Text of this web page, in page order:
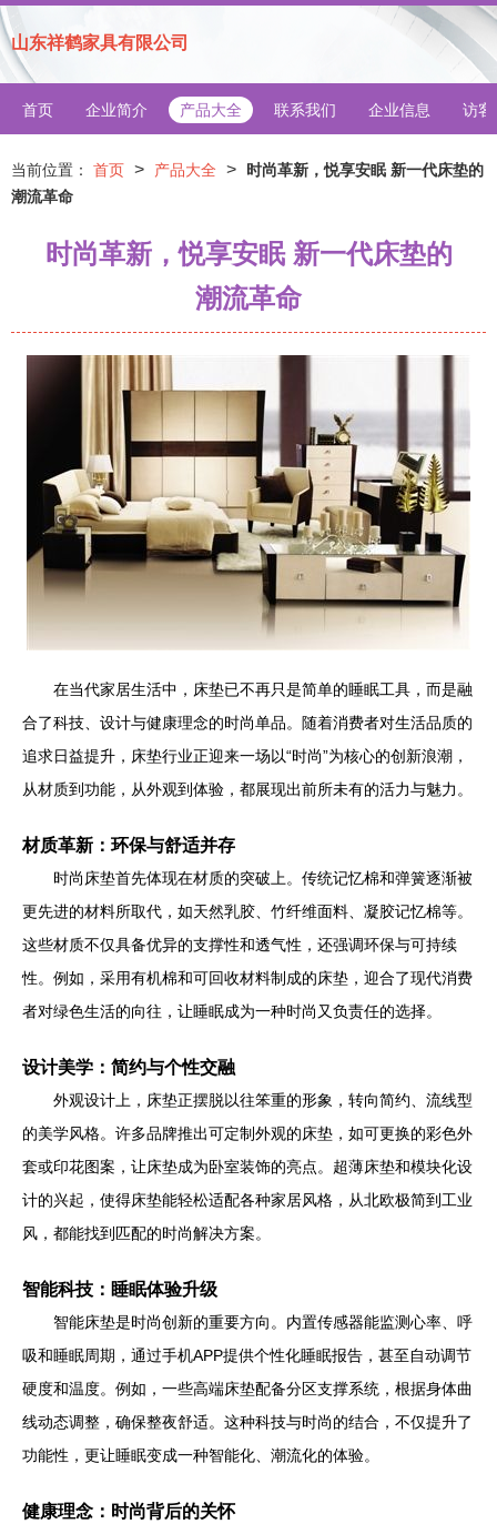
山东祥鹤家具有限公司
首页 企业简介 产品大全 联系我们 企业信息 访客
当前位置： 首页 > 产品大全 >
时尚革新，悦享安眠 新一代床垫的
潮流革命
时尚革新，悦享安眠 新一代床垫的
潮流革命
在当代家居生活中，床垫已不再只是简单的睡眠工具，而是融
合了科技、设计与健康理念的时尚单品。随着消费者对生活品质的
追求日益提升，床垫行业正迎来一场以“时尚”为核心的创新浪潮，
从材质到功能，从外观到体验，都展现出前所未有的活力与魅力。
材质革新：环保与舒适并存
时尚床垫首先体现在材质的突破上。传统记忆棉和弹簧逐渐被
更先进的材料所取代，如天然乳胶、竹纤维面料、凝胶记忆棉等。
这些材质不仅具备优异的支撑性和透气性，还强调环保与可持续
性。例如，采用有机棉和可回收材料制成的床垫，迎合了现代消费
者对绿色生活的向往，让睡眠成为一种时尚又负责任的选择。
设计美学：简约与个性交融
外观设计上，床垫正摆脱以往笨重的形象，转向简约、流线型
的美学风格。许多品牌推出可定制外观的床垫，如可更换的彩色外
套或印花图案，让床垫成为卧室装饰的亮点。超薄床垫和模块化设
计的兴起，使得床垫能轻松适配各种家居风格，从北欧极简到工业
风，都能找到匹配的时尚解决方案。
智能科技：睡眠体验升级
智能床垫是时尚创新的重要方向。内置传感器能监测心率、呼
吸和睡眠周期，通过手机APP提供个性化睡眠报告，甚至自动调节
硬度和温度。例如，一些高端床垫配备分区支撑系统，根据身体曲
线动态调整，确保整夜舒适。这种科技与时尚的结合，不仅提升了
功能性，更让睡眠变成一种智能化、潮流化的体验。
健康理念：时尚背后的关怀